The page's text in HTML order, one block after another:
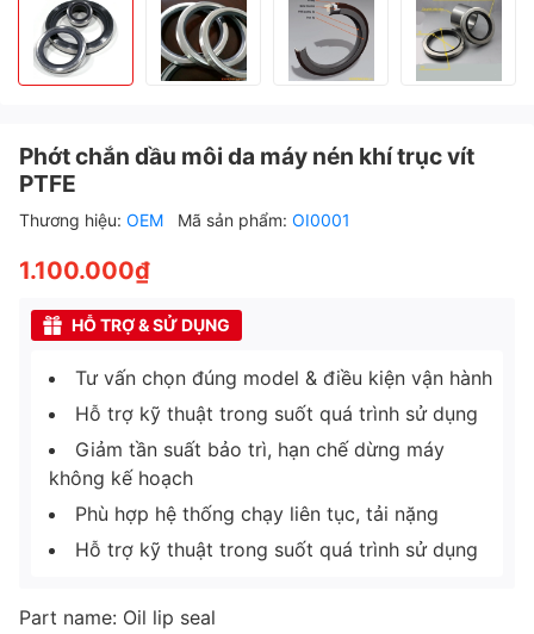
Phớt chắn dầu môi da máy nén khí trục vít
PTFE
Thương hiệu: OEM Mã sản phẩm: OI0001
1.100.000₫
HỖ TRỢ & SỬ DỤNG
Tư vấn chọn đúng model & điều kiện vận hành
Hỗ trợ kỹ thuật trong suốt quá trình sử dụng
Giảm tần suất bảo trì, hạn chế dừng máy
không kế hoạch
Phù hợp hệ thống chạy liên tục, tải nặng
Hỗ trợ kỹ thuật trong suốt quá trình sử dụng
Part name: Oil lip seal